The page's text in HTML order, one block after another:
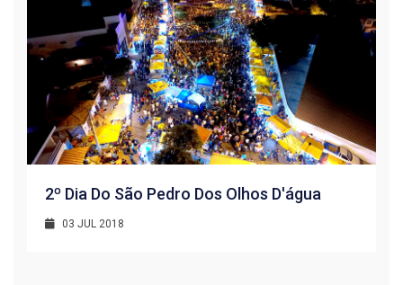
2º Dia Do São Pedro Dos Olhos D'água
03 JUL 2018